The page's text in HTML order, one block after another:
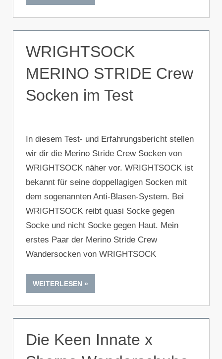
WRIGHTSOCK
MERINO STRIDE Crew
Socken im Test
In diesem Test- und Erfahrungsbericht stellen
wir dir die Merino Stride Crew Socken von
WRIGHTSOCK näher vor. WRIGHTSOCK ist
bekannt für seine doppellagigen Socken mit
dem sogenannten Anti-Blasen-System. Bei
WRIGHTSOCK reibt quasi Socke gegen
Socke und nicht Socke gegen Haut. Mein
erstes Paar der Merino Stride Crew
Wandersocken von WRIGHTSOCK
WEITERLESEN
Die Keen Innate x